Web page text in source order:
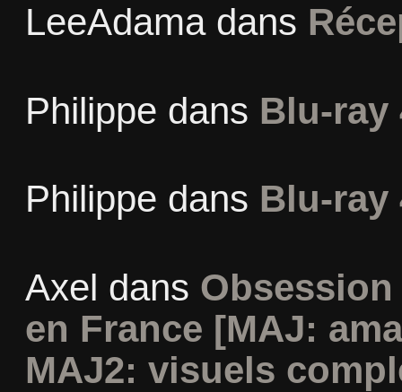
LeeAdamadans
Philippe dans Blu-ray
Philippe dans Blu-ray
Axel dans
en France [MAJ:
MAJ2: visuels